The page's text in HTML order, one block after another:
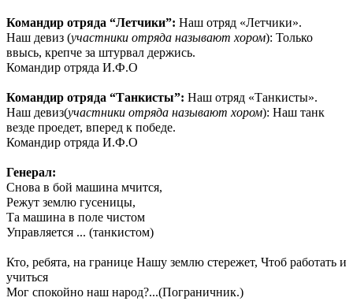
Командир отряда “Летчики”: Наш отряд «Летчики».
Наш девиз (участники отряда называют хором): Только
ввысь, крепче за штурвал держись.
Командир отряда И.Ф.О
Командир отряда “Танкисты”: Наш отряд «Танкисты».
Наш девиз(участники отряда называют хором): Наш танк
везде проедет, вперед к победе.
Командир отряда И.Ф.О
Генерал:
Снова в бой машина мчится,
Режут землю гусеницы,
Та машина в поле чистом
Управляется ... (танкистом)
Кто, ребята, на границе Нашу землю стережет, Чтоб работать и
учиться
Мог спокойно наш народ?...(Пограничник.)